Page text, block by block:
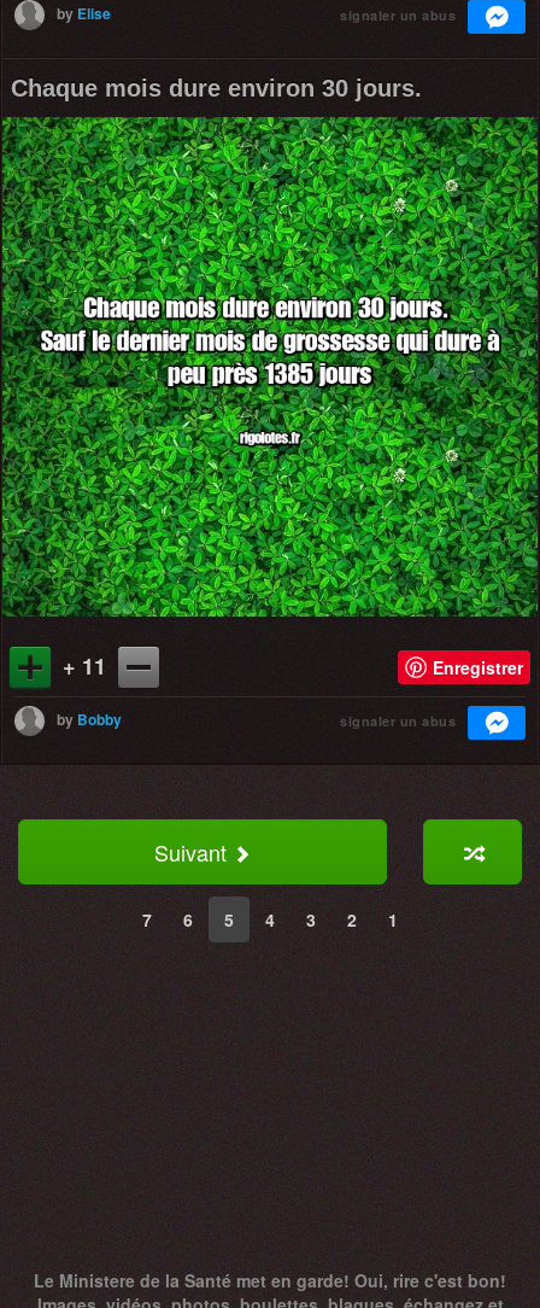
by Elise signaler un abus
Chaque mois dure environ 30 jours.
+ 11 Enregistrer
by Bobby signaler un abus
Suivant
7 6 5 4 3 2 1
Le Ministere de la Santé met en garde! Oui, rire c'est bon!